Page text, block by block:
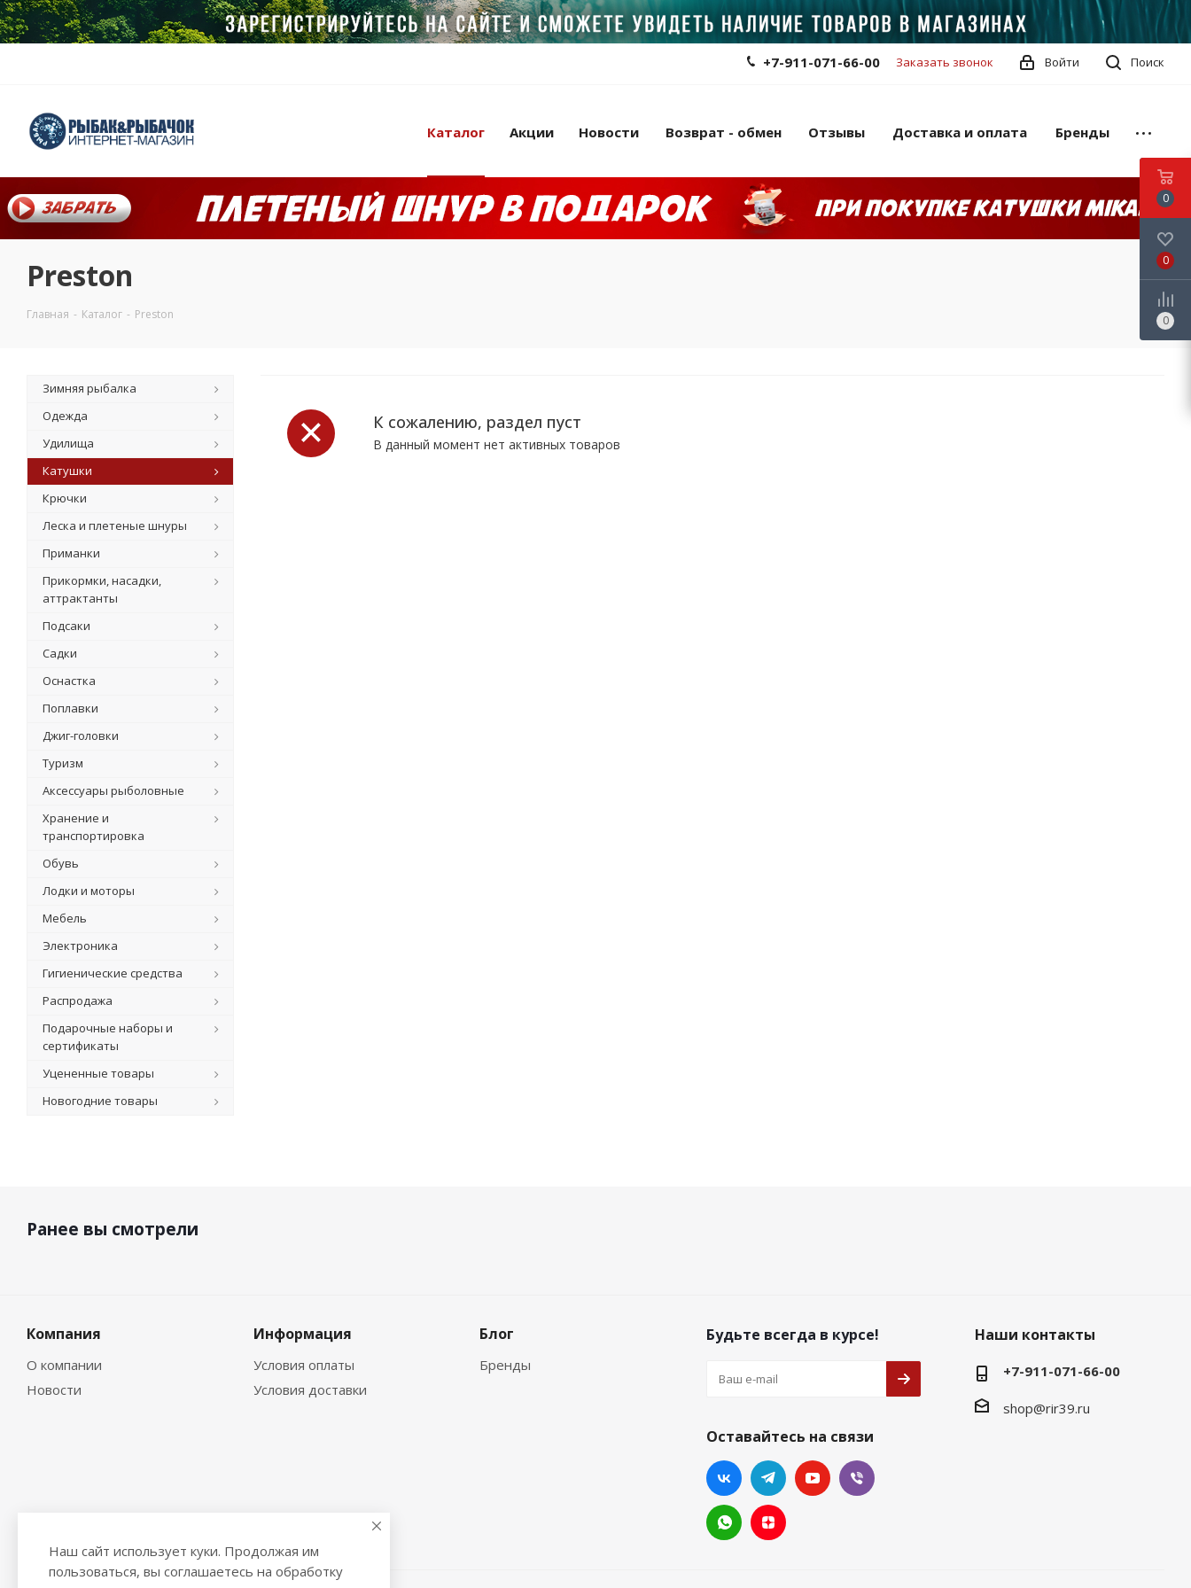
Поиск
Войти
+7-911-071-66-00 Заказать звонок
Каталог Акции Новости Возврат - обмен Отзывы Доставка и оплата Бренды
Preston
Главная - Каталог - Preston
К сожалению, раздел пуст
В данный момент нет активных товаров
Зимняя рыбалка
Одежда
Удилища
Катушки
Крючки
Леска и плетеные шнуры
Приманки
Прикормки, насадки,
аттрактанты
Подсаки
Садки
Оснастка
Поплавки
Джиг-головки
Туризм
Аксессуары рыболовные
Хранение и
транспортировка
Обувь
Лодки и моторы
Мебель
Электроника
Гигиенические средства
Распродажа
Подарочные наборы и
сертификаты
Уцененные товары
Новогодние товары
Ранее вы смотрели
Компания
О компании
Новости
Информация
Условия оплаты
Условия доставки
Блог
Бренды
Будьте всегда в курсе!
Оставайтесь на связи
Наши контакты
+7-911-071-66-00
shop@rir39.ru
0
0
0
Наш сайт использует куки. Продолжая им
пользоваться, вы соглашаетесь на обработку